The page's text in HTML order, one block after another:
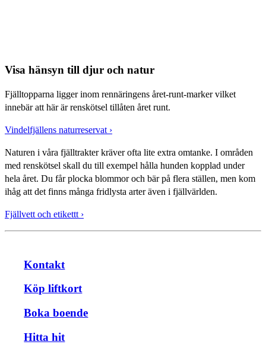
Visa hänsyn till djur och natur
Fjälltopparna ligger inom rennäringens året-runt-marker vilket
innebär att här är renskötsel tillåten året runt.
Vindelfjällens naturreservat ›
Naturen i våra fjälltrakter kräver ofta lite extra omtanke. I områden
med renskötsel skall du till exempel hålla hunden kopplad under
hela året. Du får plocka blommor och bär på flera ställen, men kom
ihåg att det finns många fridlysta arter även i fjällvärlden.
Fjällvett och etikettt ›
Kontakt
Köp liftkort
Boka boende
Hitta hit